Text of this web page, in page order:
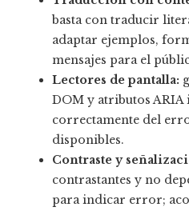
basta con traducir
adaptar ejemplos,
mensajes para el
Lectores de pantalla:
DOM y atributos
correctamente del
disponibles.
Contraste y
contrastantes y no
para indicar error;